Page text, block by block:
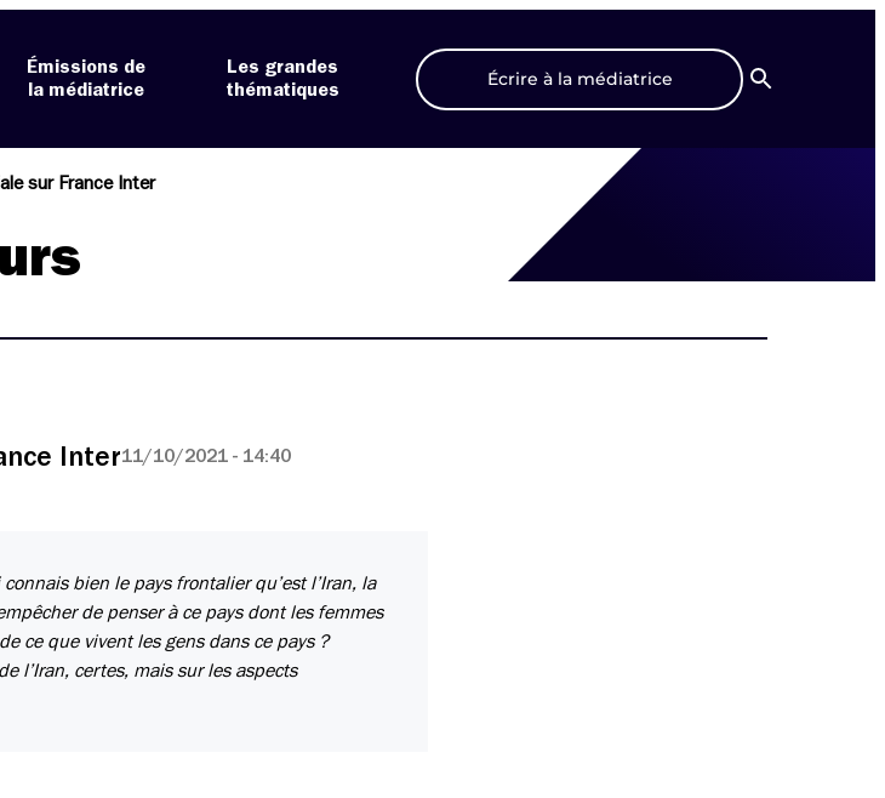
Émissions de
la médiatrice
Les grandes
thématiques
Écrire à la médiatrice
Recherche
sur France Inter
Inter11/10/2021 - 14:40
bien le pays frontalier qu’est l’Iran, la
de penser à ce pays dont les femmes
ce que vivent les gens dans ce pays ?
l’Iran, certes, mais sur les aspects